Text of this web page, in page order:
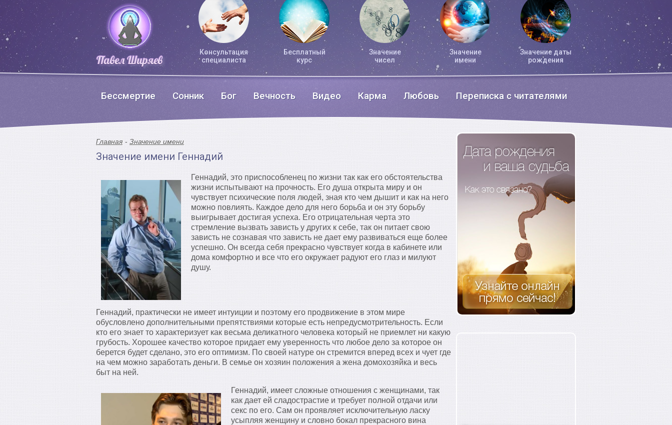
Консультация
специалиста
Бесплатный
курс
Значение
чисел
Значение
имени
Значение даты
рождения
Бессмертие Сонник Бог Вечность Видео Карма Любовь Переписка с читателями
Главная Значение имени
Значение имени Геннадий
Геннадий, это приспособленец по жизни так как его обстоятельства
жизни испытывают на прочность. Его душа открыта миру и он
чувствует психические поля людей, зная кто чем дышит и как на него
можно повлиять. Каждое дело для него борьба и он эту борьбу
выигрывает достигая успеха. Его отрицательная черта это
стремление вызвать зависть у других к себе, так он питает свою
зависть не сознавая что зависть не дает ему развиваться еще более
успешно. Он всегда себя прекрасно чувствует когда в кабинете или
дома комфортно и все что его окружает радуют его глаз и милуют
душу.
Геннадий, практически не имеет интуиции и поэтому его продвижение в этом мире
обусловлено дополнительными препятствиями которые есть непредусмотрительность. Если
кто его знает то характеризует как весьма деликатного человека который не приемлет ни какую
грубость. Хорошее качество которое придает ему уверенность что любое дело за которое он
берется будет сделано, это его оптимизм. По своей натуре он стремится вперед всех и чует где
на чем можно заработать деньги. В семье он хозяин положения а жена домохозяйка и весь
быт на ней.
Геннадий, имеет сложные отношения с женщинами, так
как дает ей сладострастие и требует полной отдачи или
секс по его. Сам он проявляет исключительную ласку
усыпляя женщину и словно бокал прекрасного вина